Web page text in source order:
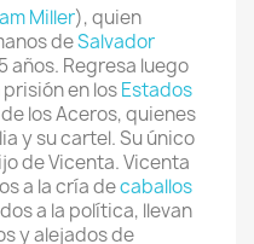
Miller), quien
deSalvador
años. Regresa luego
en losEstados
los Aceros, quienes
y su cartel. Su único
de Vicenta. Vicenta
a la cría decaballos
a la política, llevan
y alejados de